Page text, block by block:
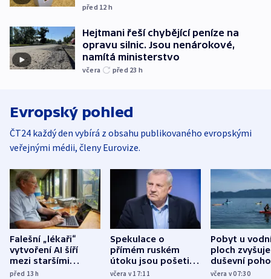
před 12 h
Hejtmani řeší chybějící peníze na
opravu silnic. Jsou nenárokové,
namítá ministerstvo
včera před 23 h
Evropský pohled
ČT24 každý den vybírá z obsahu publikovaného evropskými
veřejnými médii, členy Eurovize.
Falešní „lékaři“
vytvoření AI šíří
mezi staršími
Poláky nebezpečné
před 13h
Spekulace o
přímém ruském
útoku jsou pošetilé,
míní estonský
včera v 17:11
Pobyt u
ploch zvyšuje
duševní
ukázala
včera v 07:30